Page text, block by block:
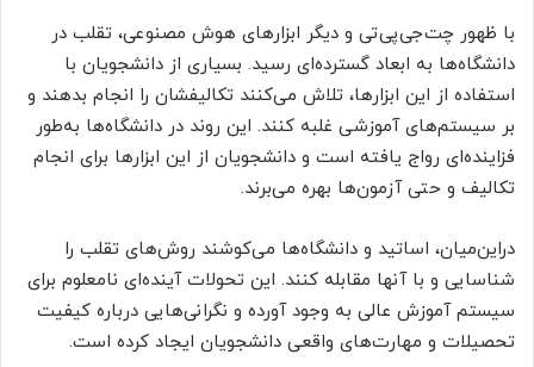
با ظهور چت‌جی‌پی‌تی و دیگر ابزارهای هوش مصنوعی، تقلب در
دانشگاه‌ها به ابعاد گسترده‌ای رسید. بسیاری از دانشجویان با
استفاده از این ابزارها، تلاش می‌کنند تکالیفشان را انجام بدهند و
بر سیستم‌های آموزشی غلبه‌ کنند. این روند در دانشگاه‌ها به‌طور
فزاینده‌ای رواج یافته است و دانشجویان از این ابزارها برای انجام
تکالیف و حتی آزمون‌ها بهره می‌برند.
دراین‌میان، اساتید و دانشگاه‌ها می‌کوشند روش‌های تقلب را
شناسایی و با آنها مقابله کنند. این تحولات آینده‌ای نامعلوم برای
سیستم آموزش عالی به‌ وجود آورده و نگرانی‌هایی درباره کیفیت
تحصیلات و مهارت‌های واقعی دانشجویان ایجاد کرده است.